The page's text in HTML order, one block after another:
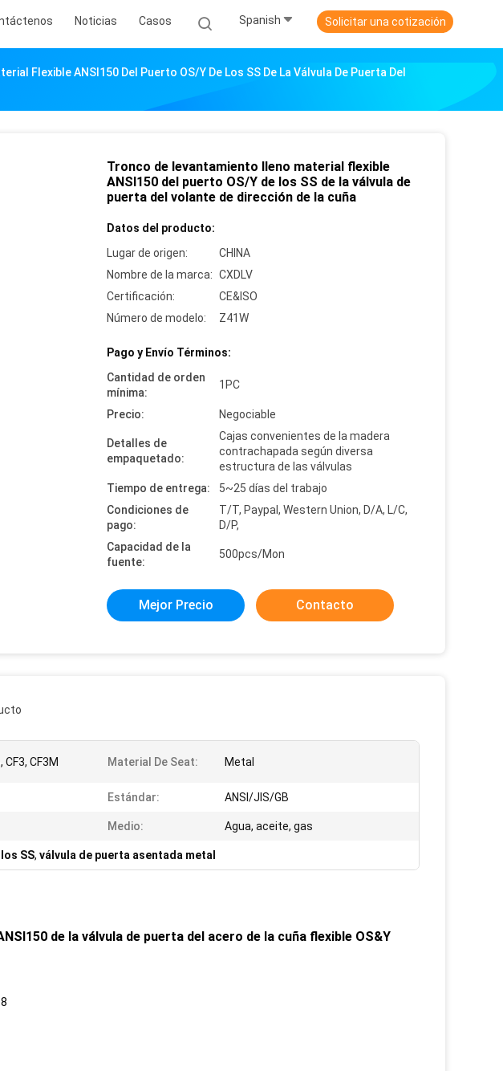
Noticias Casos Spanish Solicitar una cotización
Flexible ANSI150 Del Puerto OS/Y De Los SS De La Válvula De Puerta Del
Tronco de levantamiento lleno material flexible
ANSI150 del puerto OS/Y de los SS de la válvula de
puerta del volante de dirección de la cuña
Datos del producto:
Lugar de origen:
CHINA
Nombre de la marca: CXDLV
Certificación:
CE&ISO
Número de modelo:
Z41W
Pago y Envío Términos:
Cantidad de orden
mínima:
1PC
Precio: Negociable
Detalles de
empaquetado:
Cajas convenientes de la madera
contrachapada según diversa
estructura de las válvulas
Tiempo de entrega:
5~25 días del trabajo
Condiciones de
pago:
T/T, Paypal, Western Union, D/A, L/C,
D/P,
Capacidad de la
fuente:
500pcs/Mon
Mejor Precio Contacto
CF3, CF3M Material De Seat: Metal
Estándar: ANSI/JIS/GB
Medio: Agua, aceite, gas
SS, válvula de puerta asentada metal
de la válvula de puerta del acero de la cuña flexible OS&Y